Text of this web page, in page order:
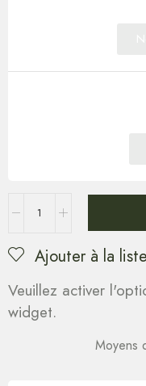
Ajouter à la
Veuillez activer
widget.
Moyens